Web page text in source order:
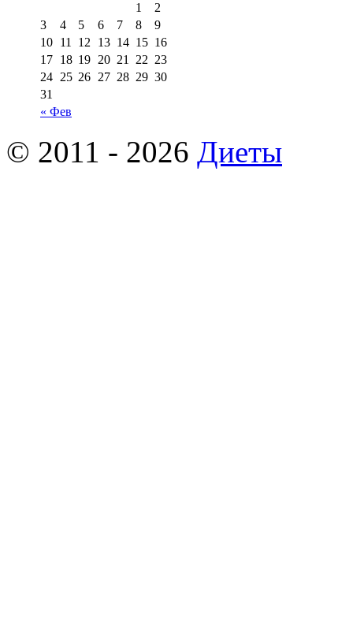
« Фев
1
2
3
4 5 6 7 8
9
10 11 12 13 14 15 16
17 18 19 20 21 22 23
24 25 26 27 28 29 30
31
© 2011 - 2026 Диеты